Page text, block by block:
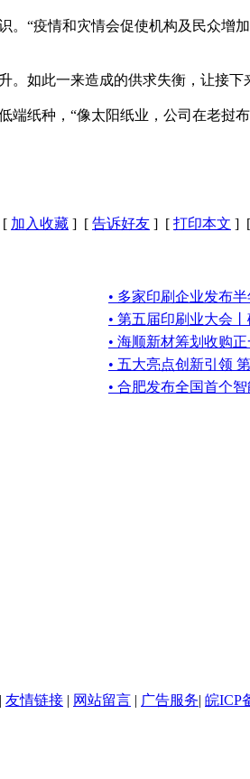
疫情和灾情会促使机构及民众增
此一来造成的供求失衡，让接下
种，“像太阳纸业，公司在老挝
加入收藏 ] [ 告诉好友 ] [ 打印本文 ] [
• 多家印刷企业发布
• 第五届印刷业大会
• 海顺新材筹划收购
• 五大亮点创新引领
• 合肥发布全国首个
| 友情链接 | 网站留言 | 广告服务| 皖ICP